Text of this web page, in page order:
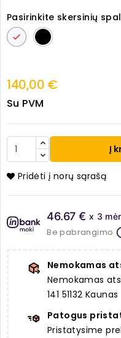
Pasirinkite skersinių
SidabrinėJuoda
140,00 €
Su PVM
Į
Pridėti į norų sąrašą
46.67 € x 3
Be pabrangimo
Nemokamas
Nemokamas
141 51132 Kaunas
Patogus
Pristatysime